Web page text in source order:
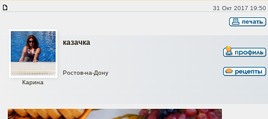
31 Окт 2017 19:50
казачка
Карина
Ростов-на-Дону